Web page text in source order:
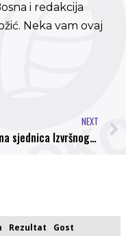
i redakcija
Neka vam ovaj
NEXT
Održana sjednica Izvršnog odbora NS FBiH, Bosna nastavlja takmičenje 14.03.2015 godine